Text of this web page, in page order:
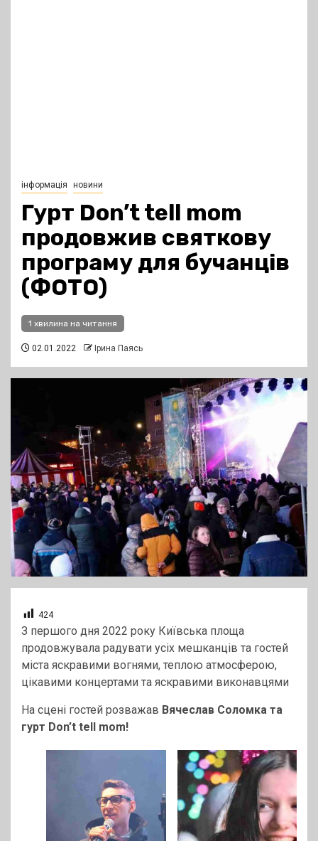
інформація новини
Гурт Don’t tell mom
продовжив святкову
програму для бучанців
(ФОТО)
1 хвилина на читання
02.01.2022 Ірина Паясь
424
З першого дня 2022 року Київська площа
продовжувала радувати усіх мешканців та гостей
міста яскравими вогнями, теплою атмосферою,
цікавими концертами та яскравими виконавцями
На сцені гостей розважав Вячеслав Соломка та
гурт Don’t tell mom!